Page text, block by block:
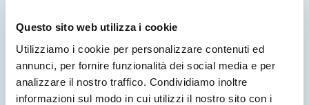
Questo sito web utilizza i cookie
Utilizziamo i cookie per personalizzare contenuti ed
annunci, per fornire funzionalità dei social media e per
analizzare il nostro traffico. Condividiamo inoltre
informazioni sul modo in cui utilizzi il nostro sito con i
standard di sicurezza.